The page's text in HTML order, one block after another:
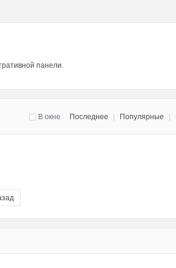
панели.
Последнее Популярные
В окне